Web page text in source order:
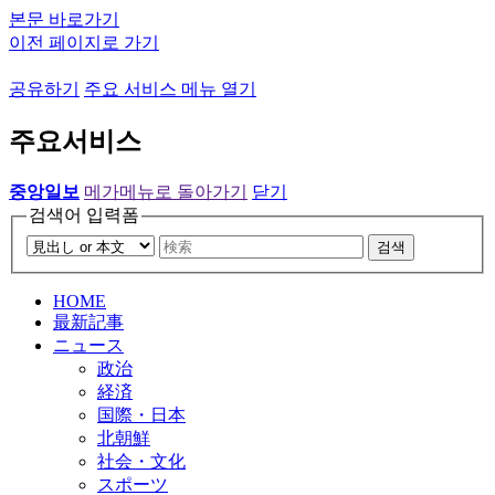
본문 바로가기
이전 페이지로 가기
공유하기 주요 서비스 메뉴 열기
주요서비스
중앙일보 메가메뉴로 돌아가기
닫기
검색어 입력폼
검색
HOME
最新記事
ニュース
政治
経済
国際・日本
北朝鮮
社会・文化
スポーツ